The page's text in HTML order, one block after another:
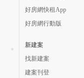
好房網快租App
好房網行動版
新建案
找新建案
建案刊登